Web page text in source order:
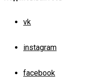
vk
instagram
facebook